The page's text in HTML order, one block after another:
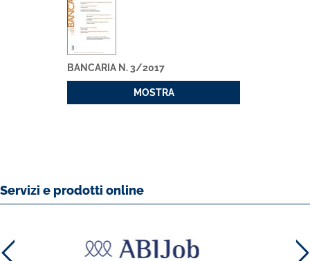
BANCARIA N. 3/2017
MOSTRA
Servizi e prodotti online